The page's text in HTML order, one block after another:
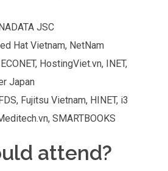
JSC
Hat Vietnam, NetNam
HostingViet.vn, INET,
Japan
Fujitsu Vietnam, HINET, i3
SMARTBOOKS
attend?